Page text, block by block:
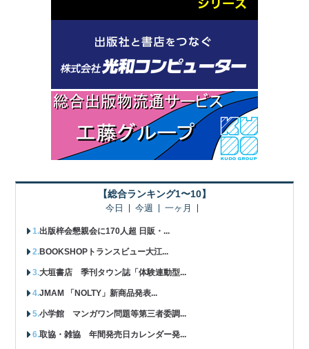
【総合ランキング1〜10】
今日 今週 一ヶ月
出版梓会懇親会に170人超 日販・...
BOOKSHOPトランスビュー大江...
大垣書店 季刊タウン誌「体験連動型...
JMAM 「NOLTY」新商品発表...
小学館 マンガワン問題等第三者委調...
取協・雑協 年間発売日カレンダー発...